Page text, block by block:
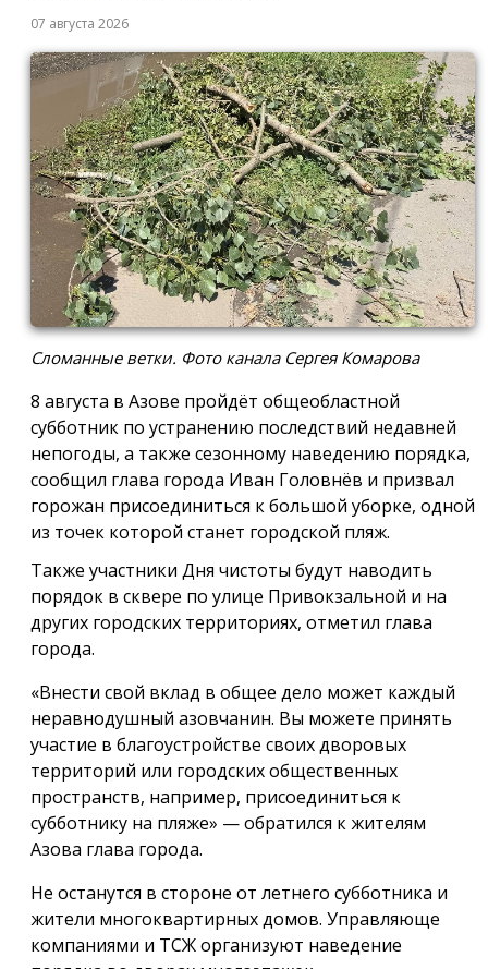
07 августа 2026
Сломанные ветки. Фото канала Сергея Комарова
8 августа в Азове пройдёт общеобластной
субботник по устранению последствий недавней
непогоды, а также сезонному наведению порядка,
сообщил глава города Иван Головнёв и призвал
горожан присоединиться к большой уборке, одной
из точек которой станет городской пляж.
Также участники Дня чистоты будут наводить
порядок в сквере по улице Привокзальной и на
других городских территориях, отметил глава
города.
«Внести свой вклад в общее дело может каждый
неравнодушный азовчанин. Вы можете принять
участие в благоустройстве своих дворовых
территорий или городских общественных
пространств, например, присоединиться к
субботнику на пляже» — обратился к жителям
Азова глава города.
Не останутся в стороне от летнего субботника и
жители многоквартирных домов. Управляюще
компаниями и ТСЖ организуют наведение